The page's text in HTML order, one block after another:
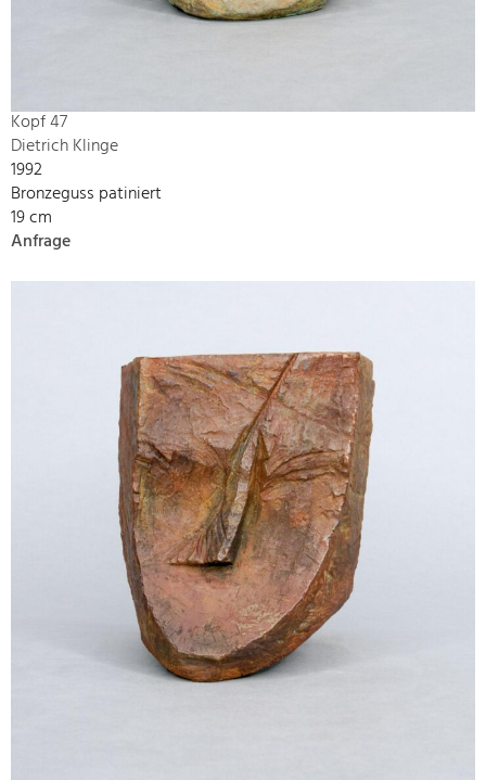
Kopf 47
Dietrich Klinge
1992
Bronzeguss patiniert
19 cm
Anfrage